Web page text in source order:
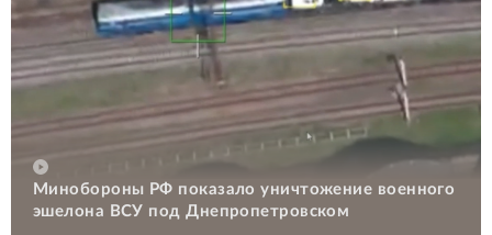
Минобороны РФ показало уничтожение военного
эшелона ВСУ под Днепропетровском